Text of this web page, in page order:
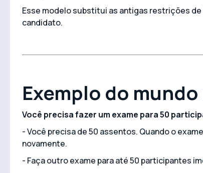
Esse modelo substitui as antigas restrições
candidato.
Exemplo do mundo
Você precisa fazer um exame para 50
- Você precisa de 50 assentos. Quando o
novamente.
- Faça outro exame para até 50 participantes